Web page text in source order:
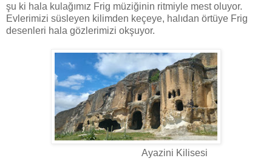
şu ki hala kulağımız Frig müziğinin ritmiyle mest oluyor.
Evlerimizi süsleyen kilimden keçeye, halıdan örtüye Frig
desenleri hala gözlerimizi okşuyor.
Ayazini Kilisesi